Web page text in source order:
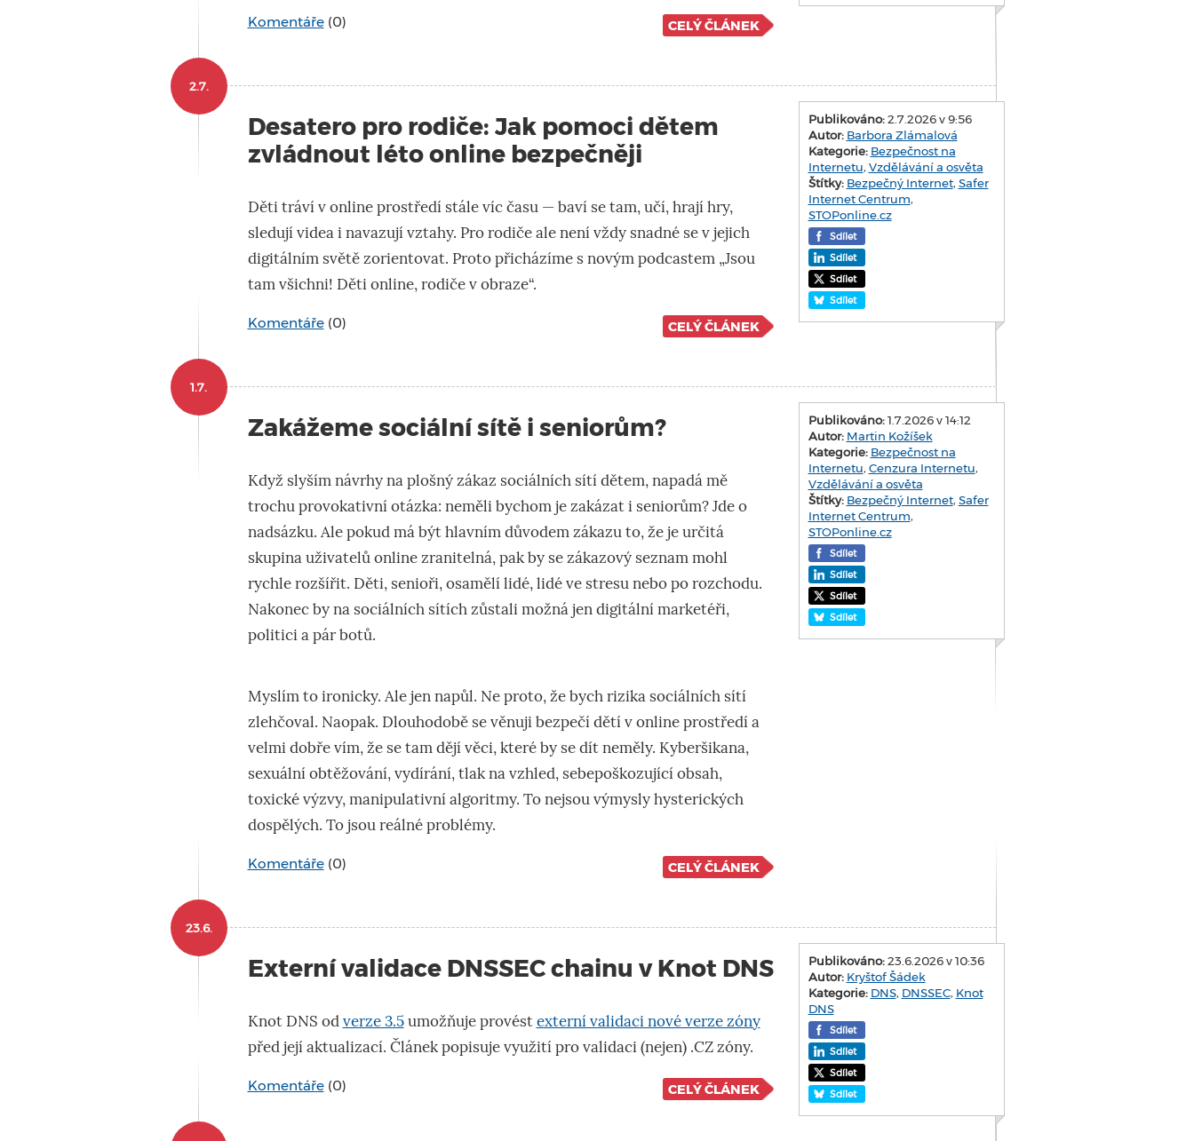
Komentáře (0) CELÝ ČLÁNEK
Desatero pro rodiče: Jak pomoci dětem
zvládnout léto online bezpečněji
2.7.
Děti tráví v online prostředí stále víc času — baví se tam, učí, hrají hry,
sledují videa i navazují vztahy. Pro rodiče ale není vždy snadné se v jejich
digitálním světě zorientovat. Proto přicházíme s novým podcastem „Jsou
tam všichni! Děti online, rodiče v obraze“.
Komentáře (0) CELÝ ČLÁNEK
Publikováno:2.7.2026 v 9:56
Autor: Barbora Zlámalová
Kategorie: Bezpečnost na
Internetu, Vzdělávání a osvěta
Štítky: Bezpečný Internet, Safer
Internet Centrum,
STOPonline.cz
Sdílet
Sdílet
Sdílet
Sdílet
Zakážeme sociální sítě i seniorům?
1.7.
Když slyším návrhy na plošný zákaz sociálních sítí dětem, napadá mě
trochu provokativní otázka: neměli bychom je zakázat i seniorům? Jde o
nadsázku. Ale pokud má být hlavním důvodem zákazu to, že je určitá
skupina uživatelů online zranitelná, pak by se zákazový seznam mohl
rychle rozšířit. Děti, senioři, osamělí lidé, lidé ve stresu nebo po rozchodu.
Nakonec by na sociálních sítích zůstali možná jen digitální marketéři,
politici a pár botů.
Myslím to ironicky. Ale jen napůl. Ne proto, že bych rizika sociálních sítí
zlehčoval. Naopak. Dlouhodobě se věnuji bezpečí dětí v online prostředí a
velmi dobře vím, že se tam dějí věci, které by se dít neměly. Kyberšikana,
sexuální obtěžování, vydírání, tlak na vzhled, sebepoškozující obsah,
toxické výzvy, manipulativní algoritmy. To nejsou výmysly hysterických
dospělých. To jsou reálné problémy.
Komentáře (0) CELÝ ČLÁNEK
Publikováno:1.7.2026 v 14:12
Autor: Martin Kožíšek
Kategorie: Bezpečnost na
Internetu, Cenzura Internetu,
Vzdělávání a osvěta
Štítky: Bezpečný Internet, Safer
Internet Centrum,
STOPonline.cz
Sdílet
Sdílet
Sdílet
Sdílet
Externí validace DNSSEC chainu v Knot DNS
23.6.
Knot DNS odverze 3.5umožňuje provéstexterní validaci nové verze zóny
před její aktualizací. Článek popisuje využití pro validaci (nejen) .CZ zóny.
Komentáře (0) CELÝ ČLÁNEK
Publikováno:23.6.2026 v 10:36
Autor: Kryštof Šádek
Kategorie: DNS, DNSSEC, Knot
DNS
Sdílet
Sdílet
Sdílet
Sdílet